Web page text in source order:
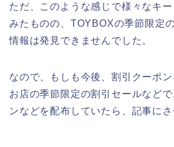
ただ、このような感じで様々なキ
みたものの、TOYBOXの季節限定
情報は発見できませんでした。
なので、もしも今後、割引クーポ
お店の季節限定の割引セールなど
ンなどを配布していたら、記事に